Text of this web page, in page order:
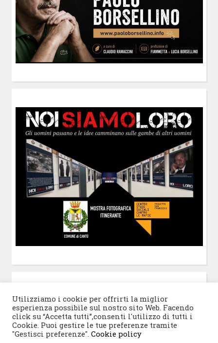
Utilizziamo i cookie per offrirti la miglior
esperienza possibile sul nostro sito Web. Facendo
click su “Accetta tutti”,consenti l'utilizzo di tutti i
Cookie. Puoi gestire le tue preferenze tramite
"Gestisci preferenze". Cookie policy